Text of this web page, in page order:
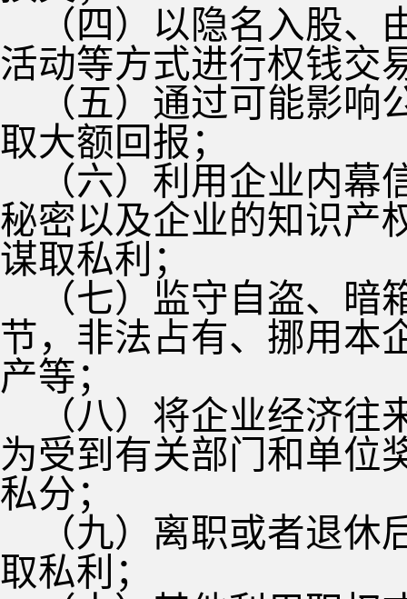
（四）以隐名入股
活动等方式进行权钱交
（五）通过可能影
取大额回报；
（六）利用企业内
秘密以及企业的知识产
谋取私利；
（七）监守自盗、
节，非法占有、挪用本
产等；
（八）将企业经济
为受到有关部门和单位
私分；
（九）离职或者退
取私利；